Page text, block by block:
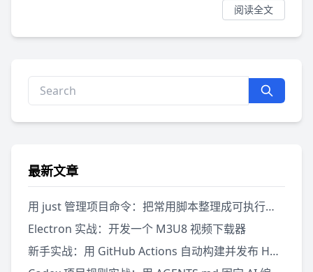
阅读全文
最新文章
用 just 管理项目命令：把常用脚本整理成可执行菜单
Electron 实战：开发一个 M3U8 视频下载器
新手实战：用 GitHub Actions 自动构建并发布 Hugo 网站